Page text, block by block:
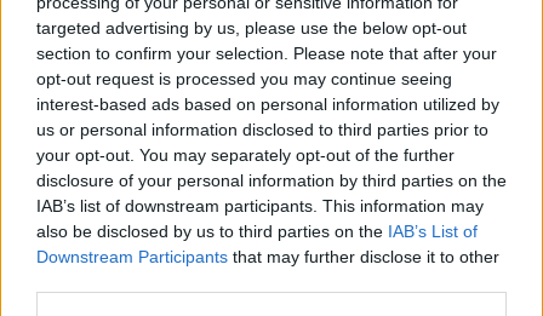
targeted advertising by us, please use the below opt-out
section to confirm your selection. Please note that after your
opt-out request is processed you may continue seeing
interest-based ads based on personal information utilized by
us or personal information disclosed to third parties prior to
your opt-out. You may separately opt-out of the further
disclosure of your personal information by third parties on the
IAB’s list of downstream participants. This information may
also be disclosed by us to third parties on the IAB’s List of
Downstream Participants that may further disclose it to other
įtraukiantis savo pozicija bei charakterio
savybėmis.
Ji puiki žurnalistė, kuri turi gebėti gudriai
pateisinti savo elgesį, norėdama ištraukti
tokios informacijos, kokios reikia. Ji ir
racionali, ir tuo pat metu empatiška. Savo
srities profesionalė bei romantikė, kas irgi